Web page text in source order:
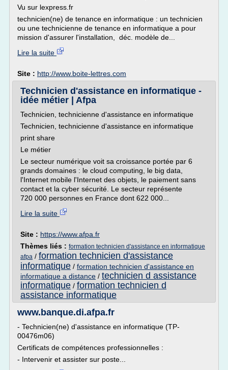
Vu sur lexpress.fr
technicien(ne) de tenance en informatique : un technicien
ou une technicienne de tenance en informatique a pour
mission d'assurer l'installation, déc. modèle de...
Lire la suite
Site : http://www.boite-lettres.com
Technicien d'assistance en informatique -
idée métier | Afpa
Technicien, technicienne d'assistance en informatique
Technicien, technicienne d'assistance en informatique
print share
Le métier
Le secteur numérique voit sa croissance portée par 6
grands domaines : le cloud computing, le big data,
l'Internet mobile l'Internet des objets, le paiement sans
contact et la cyber sécurité. Le secteur représente
720 000 personnes en France dont 622 000...
Lire la suite
Site : https://www.afpa.fr
Thèmes liés : formation technicien d'assistance en informatique
afpa / formation technicien d'assistance
informatique / formation technicien d'assistance en
informatique a distance / technicien d assistance
informatique / formation technicien d
assistance informatique
www.banque.di.afpa.fr
- Technicien(ne) d'assistance en informatique (TP-
00476m06)
Certificats de compétences professionnelles :
- Intervenir et assister sur poste...